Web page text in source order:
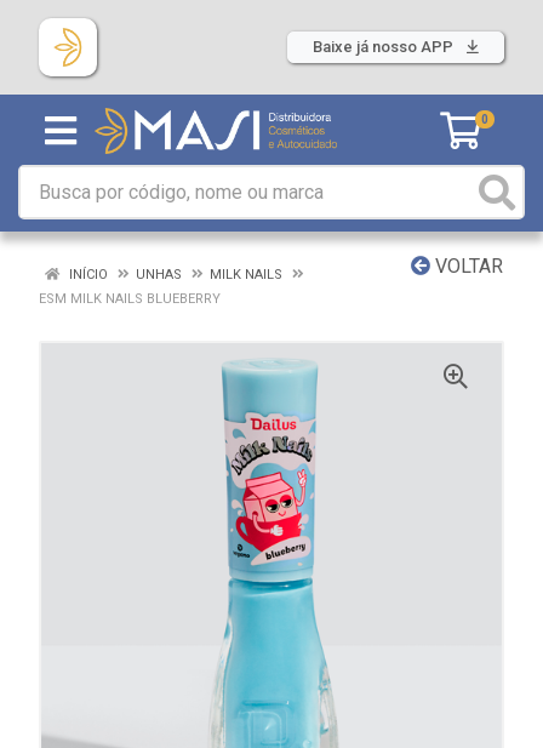
Baixe já nosso APP
0
VOLTAR
INÍCIO UNHAS
MILK NAILS
ESM MILK NAILS BLUEBERRY